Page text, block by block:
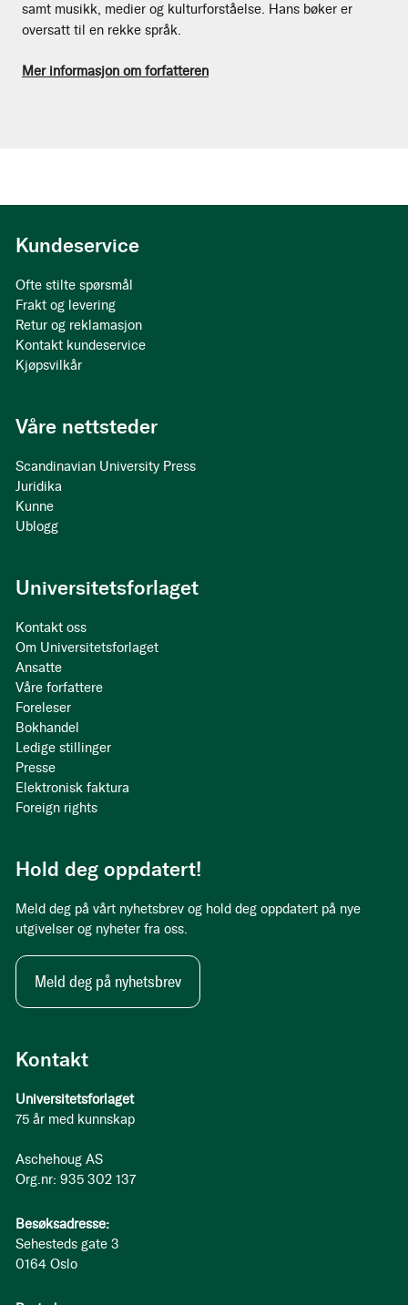
samt musikk, medier og kulturforståelse. Hans bøker er
oversatt til en rekke språk.
Mer informasjon om forfatteren
Kontakt
Universitetsforlaget
75 år med kunnskap
Aschehoug AS
Org.nr: 935 302 137
Besøksadresse:
Sehesteds gate 3
0164 Oslo
Kundeservice
Ofte stilte spørsmål
Frakt og levering
Retur og reklamasjon
Kontakt kundeservice
Kjøpsvilkår
Våre nettsteder
Scandinavian University Press
Juridika
Kunne
Ublogg
Universitetsforlaget
Kontakt oss
Om Universitetsforlaget
Ansatte
Våre forfattere
Foreleser
Bokhandel
Ledige stillinger
Presse
Elektronisk faktura
Foreign rights
Hold deg oppdatert!
Meld deg på vårt nyhetsbrev og hold deg oppdatert på nye
utgivelser og nyheter fra oss.
Meld deg på nyhetsbrev